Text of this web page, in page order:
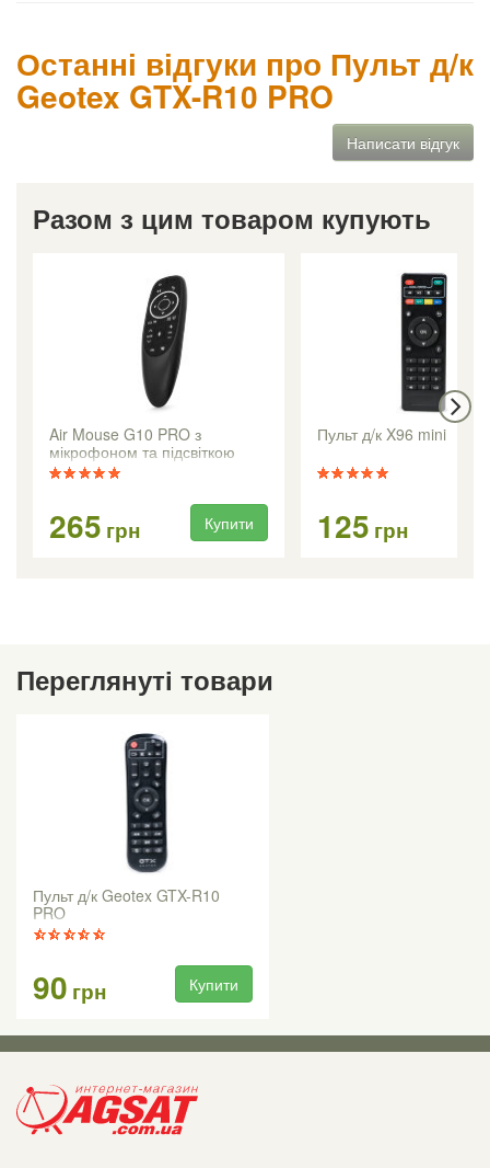
Останні відгуки про Пульт д/к
Geotex GTX-R10 PRO
Написати відгук
Разом з цим товаром купують
Air Mouse G10 PRO з
мікрофоном та підсвіткою
265 грн Купити
Пульт д/к X96 mini
125 грн
Переглянуті товари
Пульт д/к Geotex GTX-R10
PRO
90 грн Купити